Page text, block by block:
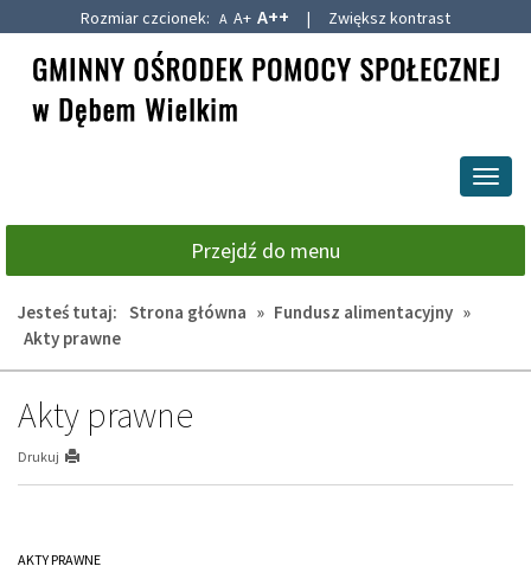
treści
Rozmiar czcionek: A A+ A++ | Zwiększ kontrast
Przejdź do menu
Jesteś tutaj: Strona główna » Fundusz alimentacyjny »
Akty prawne
Akty prawne
Drukuj
AKTY PRAWNE